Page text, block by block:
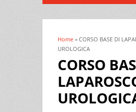
Tu sei qui
Home » CORSO BASE DI
UROLOGICA
CORSO